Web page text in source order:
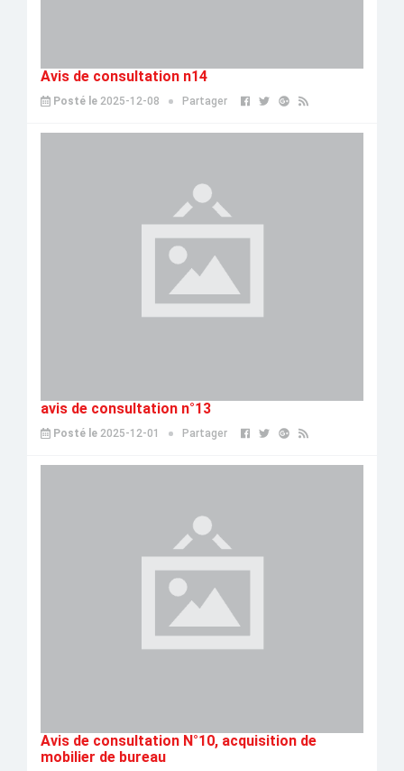
Avis de consultation n14
Posté le2025-12-08 Partager
avis de consultation n°13
Posté le2025-12-01 Partager
Avis de consultation N°10, acquisition de
mobilier de bureau